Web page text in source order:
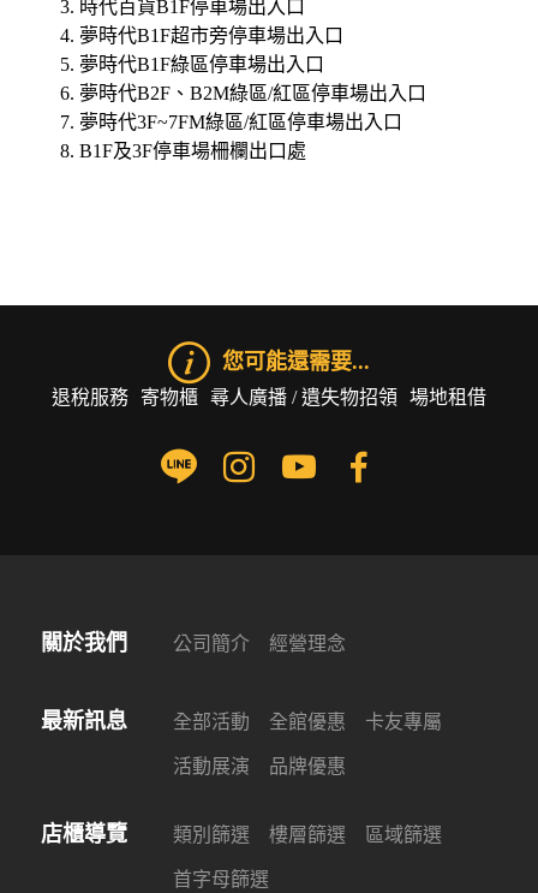
時代百貨B1F停車場出入口
夢時代B1F超市旁停車場出入口
夢時代B1F綠區停車場出入口
夢時代B2F、B2M綠區/紅區停車場出入口
夢時代3F~7FM綠區/紅區停車場出入口
B1F及3F停車場柵欄出口處
您可能還需要...
退稅服務 寄物櫃 尋人廣播 / 遺失物招領 場地租借
關於我們 公司簡介 經營理念
最新訊息 全部活動 全館優惠 卡友專屬
活動展演 品牌優惠
店櫃導覽 類別篩選 樓層篩選 區域篩選
首字母篩選